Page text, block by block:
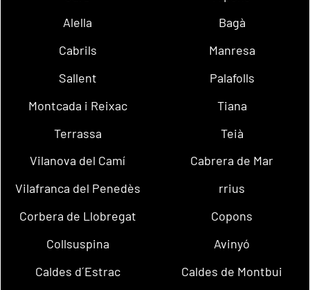
Alella
Bagà
Cabrils
Manresa
Sallent
Palafolls
Montcada i Reixac
Tiana
Terrassa
Teià
Vilanova del Camí
Cabrera de Mar
Vilafranca del Penedès
rrius
Corbera de Llobregat
Copons
Collsuspina
Avinyó
Caldes d´Estrac
Caldes de Montbui